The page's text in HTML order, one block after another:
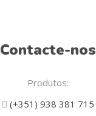
Contacte-nos
Produtos:
(+351) 938 381 715